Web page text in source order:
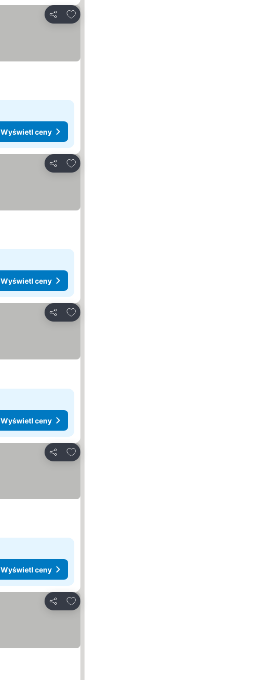
Udostępnij
Dodaj do ulubionych
Wyświetl ceny
Udostępnij
Dodaj do ulubionych
Wyświetl ceny
Udostępnij
Dodaj do ulubionych
Wyświetl ceny
Udostępnij
Dodaj do ulubionych
Wyświetl ceny
Udostępnij
Dodaj do ulubionych